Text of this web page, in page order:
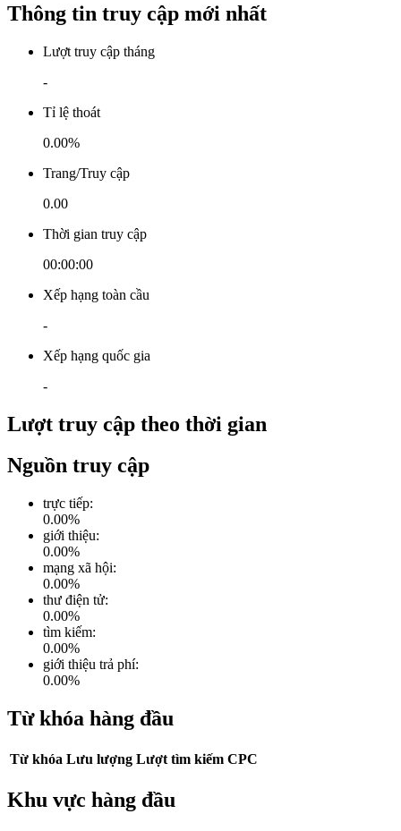
Thông tin truy cập mới nhất
Lượt truy cập tháng
-
Tỉ lệ thoát
0.00%
Trang/Truy cập
0.00
Thời gian truy cập
00:00:00
Xếp hạng toàn cầu
-
Xếp hạng quốc gia
-
Lượt truy cập theo thời gian
Nguồn truy cập
trực tiếp:
0.00%
giới thiệu:
0.00%
mạng xã hội:
0.00%
thư điện tử:
0.00%
tìm kiếm:
0.00%
giới thiệu trả phí:
0.00%
Từ khóa hàng đầu
Từ khóa Lưu lượng Lượt tìm kiếm CPC
Khu vực hàng đầu